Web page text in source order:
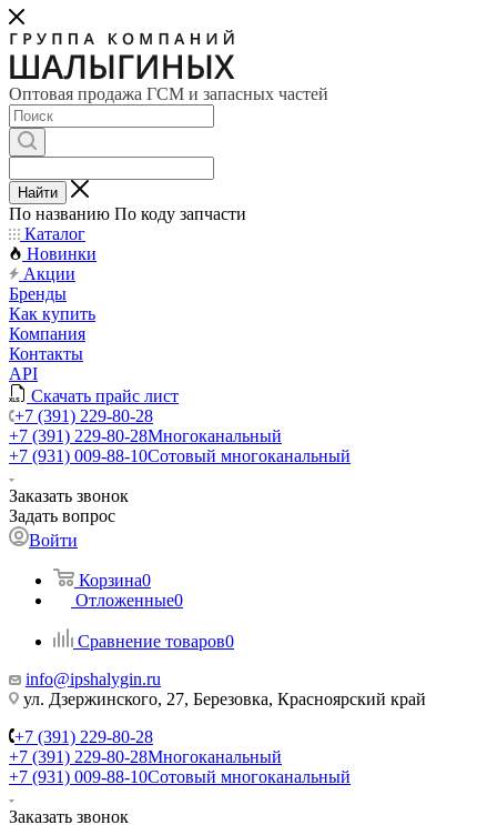
Оптовая продажа ГСМ и запасных частей
Найти
По названию По коду запчасти
Каталог
Новинки
Акции
Бренды
Как купить
Компания
Контакты
API
Скачать прайс лист
+7 (391) 229-80-28
+7 (391) 229-80-28Многоканальный
+7 (931) 009-88-10Сотовый многоканальный
Заказать звонок
Задать вопрос
Войти
Корзина0
Отложенные0
Сравнение товаров0
info@ipshalygin.ru
ул. Дзержинского, 27, Березовка, Красноярский край
+7 (391) 229-80-28
+7 (391) 229-80-28Многоканальный
+7 (931) 009-88-10Сотовый многоканальный
Заказать звонок